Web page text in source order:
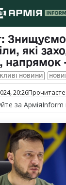
Знищуємо
які
напрямок
НОВИНИ
20:26Прочитаєте
за